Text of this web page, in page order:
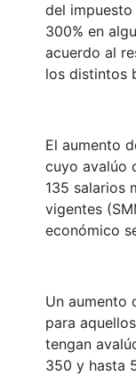
del
300% en
acuerdo al
los distintos
El aumento
cuyo avalúo
135 salarios
vigentes
económico
Un aumento
para
tengan
350 y hasta